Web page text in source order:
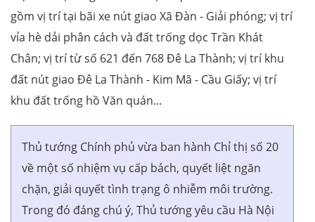
gồm vị trí tại bãi xe nút giao Xã Đàn - Giải phóng; vị trí
vỉa hè dải phân cách và đất trống dọc Trần Khát
Chân; vị trí từ số 621 đến 768 Đê La Thành; vị trí khu
đất nút giao Đê La Thành - Kim Mã - Cầu Giấy; vị trí
khu đất trống hồ Văn quán...
Thủ tướng Chính phủ vừa ban hành Chỉ thị số 20
về một số nhiệm vụ cấp bách, quyết liệt ngăn
chặn, giải quyết tình trạng ô nhiễm môi trường.
Trong đó đáng chú ý, Thủ tướng yêu cầu Hà Nội